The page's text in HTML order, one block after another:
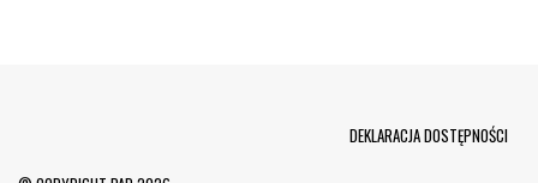
DEKLARACJA DOSTĘPNOŚCI